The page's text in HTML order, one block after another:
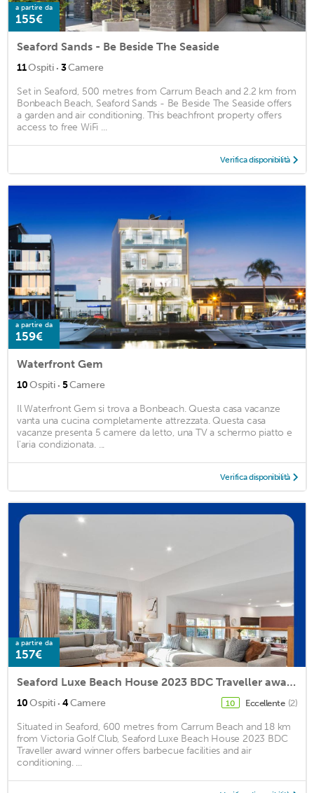
a partire da
155€
Seaford Sands - Be Beside The Seaside
11Ospiti · 3Camere
Set in Seaford, 500 metres from Carrum Beach and 2.2 km from
Bonbeach Beach, Seaford Sands - Be Beside The Seaside offers
a garden and air conditioning. This beachfront property offers
access to free WiFi ...
Verifica disponibilità
a partire da
159€
Waterfront Gem
10Ospiti · 5Camere
Il Waterfront Gem si trova a Bonbeach. Questa casa vacanze
vanta una cucina completamente attrezzata. Questa casa
vacanze presenta 5 camere da letto, una TV a schermo piatto e
l'aria condizionata. ...
Verifica disponibilità
a partire da
157€
Seaford Luxe Beach House 2023 BDC Traveller award winner
10Ospiti · 4Camere 10 Eccellente (2)
Situated in Seaford, 600 metres from Carrum Beach and 18 km
from Victoria Golf Club, Seaford Luxe Beach House 2023 BDC
Traveller award winner offers barbecue facilities and air
conditioning. ...